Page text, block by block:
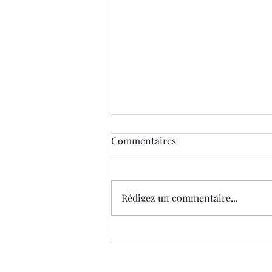
Les royaumes de feu
Commentaires
Rédigez un commentaire...